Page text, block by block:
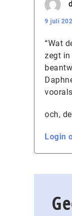
9 juli
“Wat
zegt in
och,
Login